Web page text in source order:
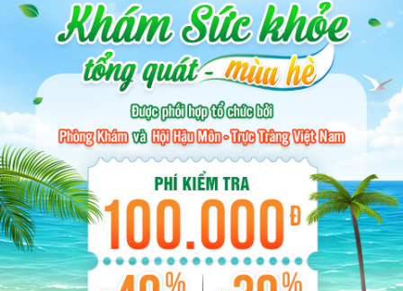
PHỤ KHOA
BỆNH HẬU MÔN
BỆNH XÃ HỘI